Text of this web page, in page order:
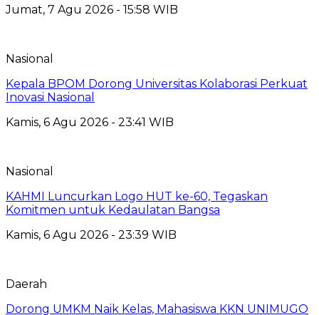
Jumat, 7 Agu 2026 - 15:58 WIB
Nasional
Kepala BPOM Dorong Universitas Kolaborasi Perkuat
Inovasi Nasional
Kamis, 6 Agu 2026 - 23:41 WIB
Nasional
KAHMI Luncurkan Logo HUT ke-60, Tegaskan
Komitmen untuk Kedaulatan Bangsa
Kamis, 6 Agu 2026 - 23:39 WIB
Daerah
Dorong UMKM Naik Kelas, Mahasiswa KKN UNIMUGO